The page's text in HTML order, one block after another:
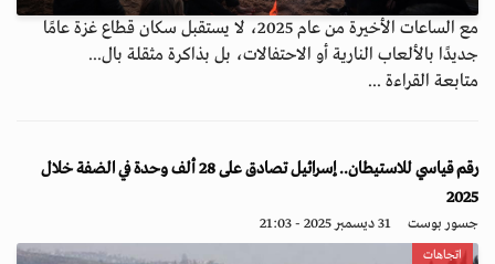
مع الساعات الأخيرة من عام 2025، لا يستقبل سكان قطاع غزة عامًا
جديدًا بالألعاب النارية أو الاحتفالات، بل بذاكرة مثقلة بال...
متابعة القراءة ...
رقم قياسي للاستيطان.. إسرائيل تصادق على 28 ألف وحدة في الضفة خلال
2025
جسور بوست 31 ديسمبر 2025 - 21:03
اتجاهات